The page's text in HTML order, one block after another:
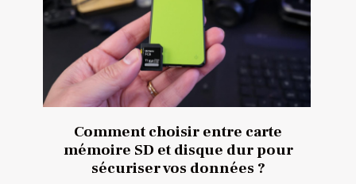
Comment choisir entre carte
mémoire SD et disque dur pour
sécuriser vos données ?